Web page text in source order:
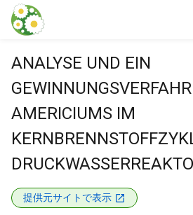
本文に飛ぶ
ANALYSE UND EIN
AMERICIUMS IM
提供元サイトで表示